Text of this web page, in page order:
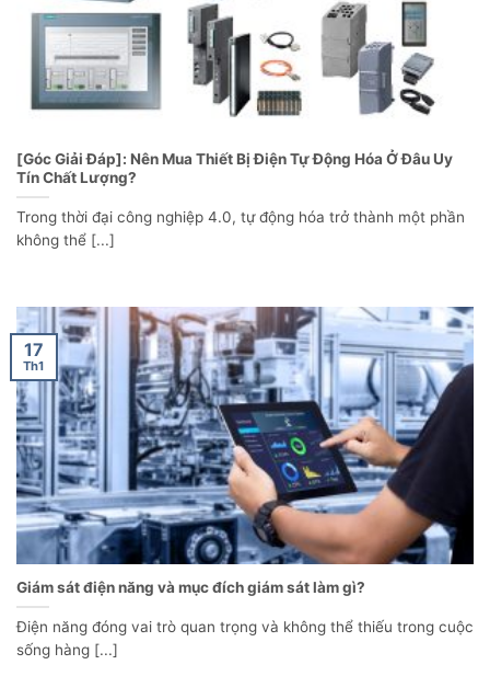
[Góc Giải Đáp]: Nên Mua Thiết Bị Điện Tự Động Hóa Ở Đâu Uy
Tín Chất Lượng?
Trong thời đại công nghiệp 4.0, tự động hóa trở thành một phần
không thể [...]
Giám sát điện năng và mục đích giám sát làm gì?
Điện năng đóng vai trò quan trọng và không thể thiếu trong cuộc
sống hàng [...]
17
Th1